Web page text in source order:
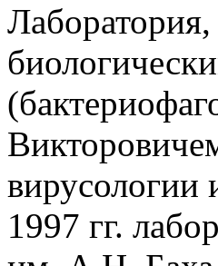
1997 гг.